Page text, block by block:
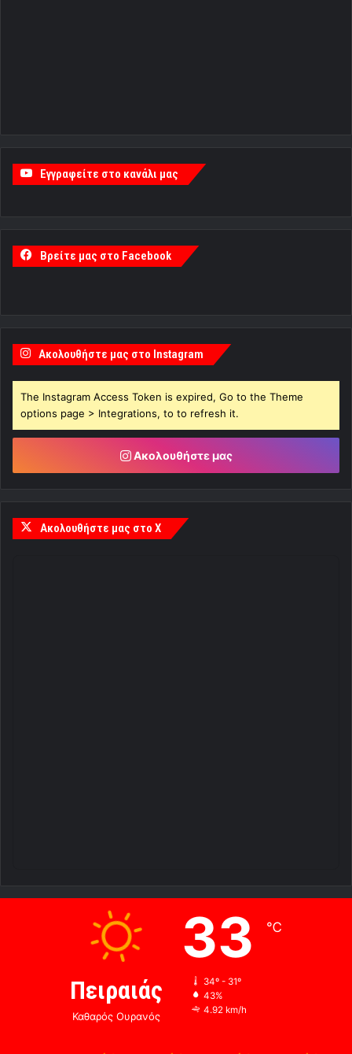
Εγγραφείτε στο κανάλι μας
Βρείτε μας στο Facebook
Ακολουθήστε μας στο Instagram
The Instagram Access Token is expired, Go to the Theme
options page > Integrations, to to refresh it.
Ακολουθήστε μας
Ακολουθήστε μας στο X
Πειραιάς
Καθαρός Ουρανός
33 ℃
34º - 31º
43%
4.92 km/h